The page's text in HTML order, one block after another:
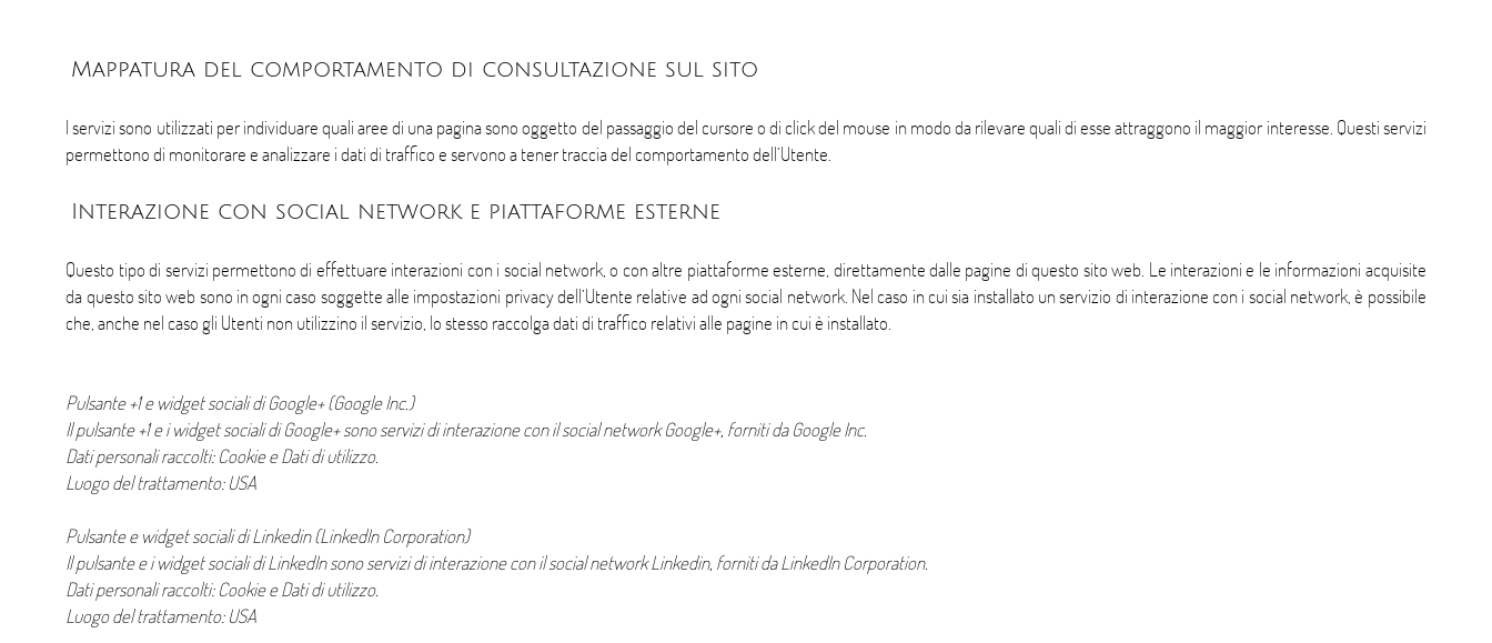
Mappatura del comportamento di consultazione sul sito
I servizi sono utilizzati per individuare quali aree di una pagina sono oggetto del passaggio del cursore o di click del mouse in modo da rilevare quali di esse attraggono il maggior interesse. Questi servizi
permettono di monitorare e analizzare i dati di traffico e servono a tener traccia del comportamento dell’Utente.
Interazione con social network e piattaforme esterne
Questo tipo di servizi permettono di effettuare interazioni con i social network, o con altre piattaforme esterne, direttamente dalle pagine di questo sito web. Le interazioni e le informazioni acquisite
da questo sito web sono in ogni caso soggette alle impostazioni privacy dell’Utente relative ad ogni social network. Nel caso in cui sia installato un servizio di interazione con i social network, è possibile
che, anche nel caso gli Utenti non utilizzino il servizio, lo stesso raccolga dati di traffico relativi alle pagine in cui è installato.
Pulsante +1 e widget sociali di Google+ (Google Inc.)
Il pulsante +1 e i widget sociali di Google+ sono servizi di interazione con il social network Google+, forniti da Google Inc.
Dati personali raccolti: Cookie e Dati di utilizzo.
Luogo del trattamento: USA
Pulsante e widget sociali di Linkedin (LinkedIn Corporation)
Il pulsante e i widget sociali di LinkedIn sono servizi di interazione con il social network Linkedin, forniti da LinkedIn Corporation.
Dati personali raccolti: Cookie e Dati di utilizzo.
Luogo del trattamento: USA